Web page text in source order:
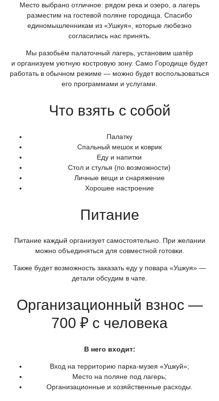
Место выбрано отличное: рядом река и озеро, а лагерь
разместим на гостевой поляне городища. Спасибо
единомышленникам из «Ушкуя», которые любезно
согласились нас принять.
Мы разобьём палаточный лагерь, установим шатёр
и организуем уютную костровую зону. Само Городище будет
работать в обычном режиме — можно будет воспользоваться
его программами и услугами.
Что взять с собой
Палатку
Спальный мешок и коврик
Еду и напитки
Стол и стулья (по возможности)
Личные вещи и снаряжение
Хорошее настроение
Питание
Питание каждый организует самостоятельно. При желании
можно объединяться для совместной готовки.
Также будет возможность заказать еду у повара «Ушкуя» —
детали обсудим в чате.
Организационный взнос —
700 ₽ с человека
В него входит:
Вход на территорию парка-музея «Ушкуй»;
Место на поляне под лагерь;
Организационные и хозяйственные расходы.